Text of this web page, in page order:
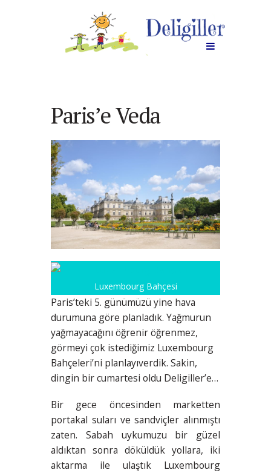
Paris’e Veda
Luxembourg Bahçesi
Paris’teki 5. günümüzü yine hava
durumuna göre planladık. Yağmurun
yağmayacağını öğrenir öğrenmez,
görmeyi çok istediğimiz Luxembourg
Bahçeleri’ni planlayıverdik. Sakin,
dingin bir cumartesi oldu Deligiller’e…
Bir gece öncesinden marketten
portakal suları ve sandviçler alınmıştı
zaten. Sabah uykumuzu bir güzel
aldıktan sonra döküldük yollara, iki
aktarma ile ulaştık Luxembourg